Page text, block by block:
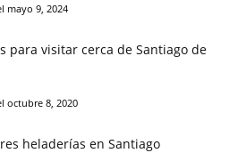
mayo 9, 2024
para visitar cerca de Santiago de
octubre 8, 2020
heladerías en Santiago